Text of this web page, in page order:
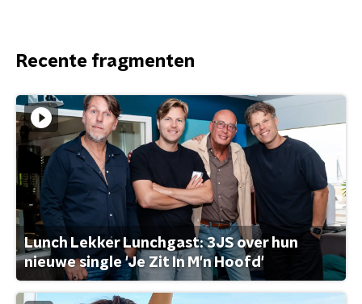
Recente fragmenten
Lunch Lekker Lunchgast: 3JS over hun
nieuwe single 'Je Zit In M'n Hoofd'